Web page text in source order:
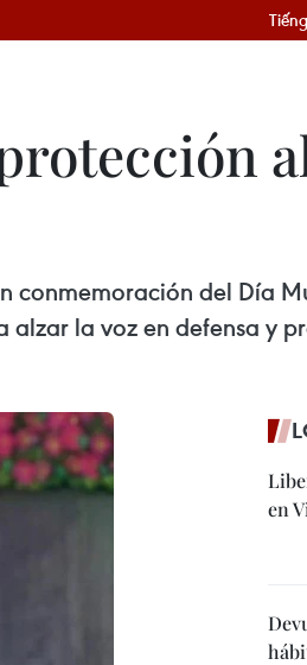
conmemoración del Día
la voz en defensa y
en